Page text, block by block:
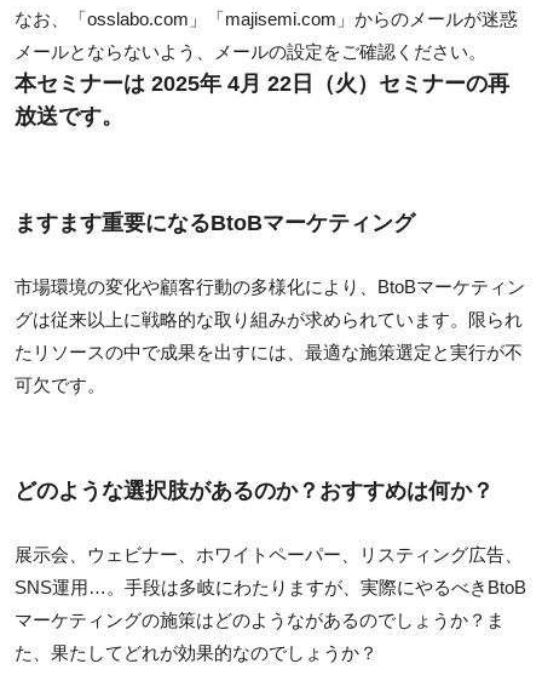
なお、「osslabo.com」「majisemi.com」からのメールが迷惑
メールとならないよう、メールの設定をご確認ください。
本セミナーは 2025年 4月 22日（火）セミナーの再
放送です。
ますます重要になるBtoBマーケティング
市場環境の変化や顧客行動の多様化により、BtoBマーケティン
グは従来以上に戦略的な取り組みが求められています。限られ
たリソースの中で成果を出すには、最適な施策選定と実行が不
可欠です。
どのような選択肢があるのか？おすすめは何か？
展示会、ウェビナー、ホワイトペーパー、リスティング広告、
SNS運用…。手段は多岐にわたりますが、実際にやるべきBtoB
マーケティングの施策はどのようながあるのでしょうか？ま
た、果たしてどれが効果的なのでしょうか？